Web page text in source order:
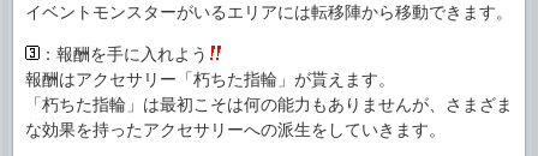
イベントモンスターがいるエリアには転移陣から移動できます。
：報酬を手に入れよう
報酬はアクセサリー「朽ちた指輪」が貰えます。
「朽ちた指輪」は最初こそは何の能力もありませんが、さまざま
な効果を持ったアクセサリーへの派生をしていきます。